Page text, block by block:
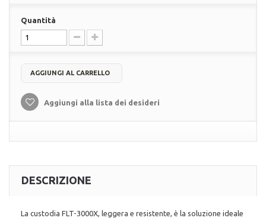
Quantità
AGGIUNGI AL CARRELLO
Aggiungi alla lista dei desideri
DESCRIZIONE
La custodia FLT-3000X, leggera e resistente, è la soluzione ideale